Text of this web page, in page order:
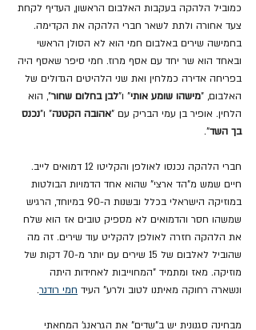
כמוביל הלהקה בעקבות האלבום הראשון, העדיף לקחת
צעד אחורה ולתת לשאר חברי הלהקה את הקדימה.
בחמישה שירים באלבום חמי הוא לא הסולן הראשי
ובאחד הוא שר יחד עם אסף מרוז. חמי סיפר שאסף היה
בפריחה אדירה כמלחין ואת שני הלהיטים הגדולים של
האלבום, "מישהו שומע אותי" ו"לבן בחלום שחור", הוא
הלחין. אופיר בן עמי הבריק עם "אהובה הקטנה" ו"נכנס
בך השד".
חברי הלהקה נכנסו לאולפן והקליטו 12 דמואים לייב.
חיים שמש מ"הד ארצי" שהוא אחד הדמויות הבולטות
במוזיקה הישראלי בכלל ובשנות ה-90 במיוחד, הרגיש
שמשהו חסר והדמואים לא מספיק טובים אז הוא שלח
את הלהקה חזרה לאולפן להקליט עוד שירים. זה מה
שהוביל לאלבום של 15 שירים עם יותר מ-70 דקות של
מוזיקה. מאז ומתמיד "המחוייבות לאחידות היתה
ונשארה רחוקה מאיתנו לטוב ולרע" העיד חמי רודנר.
מבחינה סגנונית יש ב"שדים" את הגראנג' המחאתי